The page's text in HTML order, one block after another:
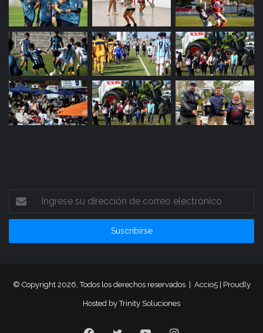
Ingrese
su
dirección
correo
© Copyright 2026, Todos los derechos reservados | Accio5| Proudly
Hosted byTrinity Soluciones